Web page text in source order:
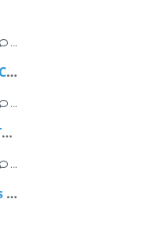
…
Un podcast de France Culture sur le Télétravail (05/11/2024)
…
Qu'est-ce que France Travail ?
…
Un article de Les Echos Moins de chôamge mais plus d'inscrits à France Travail